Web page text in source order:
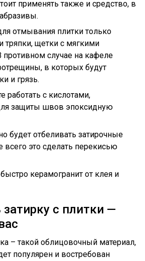
применять также и средство, в
отмывания плитки только
тряпки, щетки с мягкими
противном случае на кафеле
в которых будут
и грязь.
работать с кислотами,
защиты швов эпоксидную
будет отбеливать затирочные
это сделать перекисью
керамогранит от клея и
с плитки —
– такой облицовочный материал,
популярен и востребован